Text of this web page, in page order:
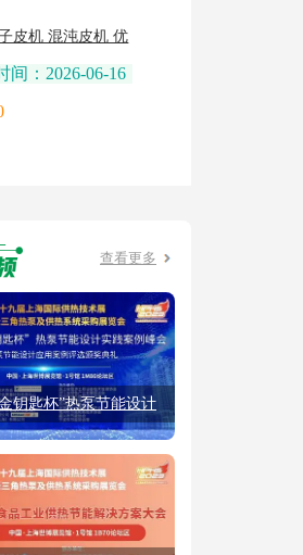
皮机 混沌皮机 优
间：2026-06-16
查看更多
钥匙杯”热泵节能设计
会暨优秀热泵节能设计
例评选颁奖典礼